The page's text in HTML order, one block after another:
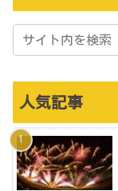
人気記事